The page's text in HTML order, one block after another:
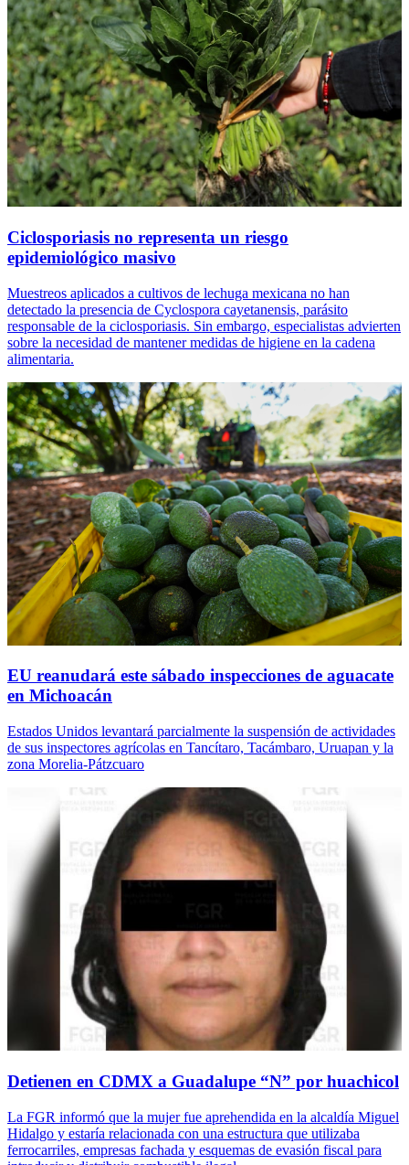
Ciclosporiasis no representa un riesgo
epidemiológico masivo
Muestreos aplicados a cultivos de lechuga mexicana no han
detectado la presencia de Cyclospora cayetanensis, parásito
responsable de la ciclosporiasis. Sin embargo, especialistas advierten
sobre la necesidad de mantener medidas de higiene en la cadena
alimentaria.
EU reanudará este sábado inspecciones de aguacate
en Michoacán
Estados Unidos levantará parcialmente la suspensión de actividades
de sus inspectores agrícolas en Tancítaro, Tacámbaro, Uruapan y la
zona Morelia-Pátzcuaro
Detienen en CDMX a Guadalupe “N” por huachicol
La FGR informó que la mujer fue aprehendida en la alcaldía Miguel
Hidalgo y estaría relacionada con una estructura que utilizaba
ferrocarriles, empresas fachada y esquemas de evasión fiscal para